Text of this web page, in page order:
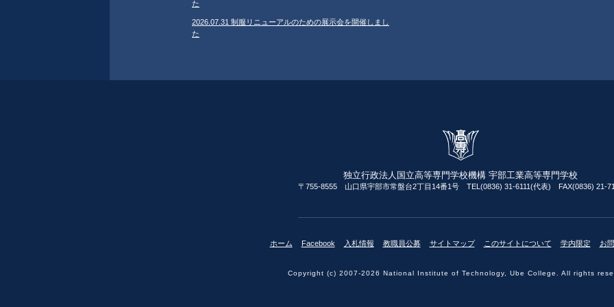
た
2026.07.31 制服リニューアルのための展示会を開催しまし
た
独立行政法人国立高等専門学校機構 宇部工業高等専門学校
〒755-8555 山口県宇部市常盤台2丁目14番1号 TEL(0836) 31-6111(代表) FAX(0836) 21-
ホーム Facebook 入札情報 教職員公募 サイトマップ このサイトについて 学内限定 お
Copyright (c) 2007-2026 National Institute of Technology, Ube College. All rights